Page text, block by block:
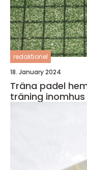
redaktionel
18. January 2024
Träna padel
träning inomhus